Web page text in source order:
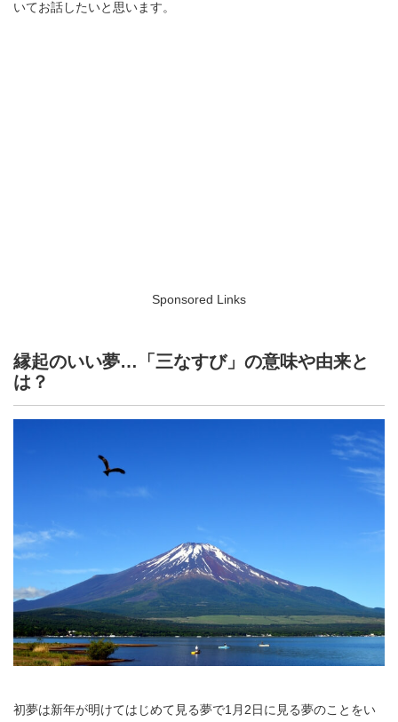
いてお話したいと思います。
Sponsored Links
縁起のいい夢…「三なすび」の意味や由来と
は？
初夢は新年が明けてはじめて見る夢で1月2日に見る夢のことをい